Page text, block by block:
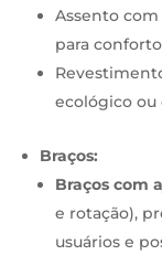
Assento
para
ecológico ou
Braços:
Braços com
e rotação),
usuários e